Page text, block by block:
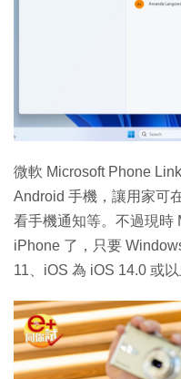
微軟 Microsoft Phone
Android 手機，讓用家可
看手機通知等。不過現時
iPhone 了，只要
11、iOS 為 iOS 14.0 或